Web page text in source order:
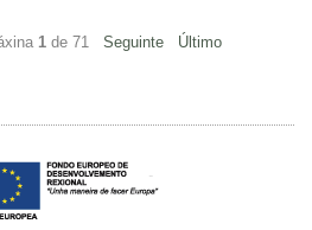
1 de 71 Seguinte
Último